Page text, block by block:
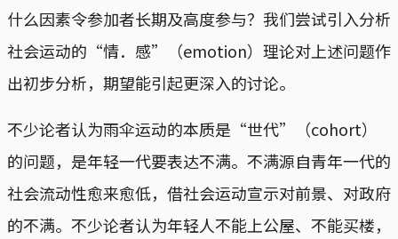
什么因素令参加者长期及高度参与？我们尝试引入分析
社会运动的“情．感”（emotion）理论对上述问题作
出初步分析，期望能引起更深入的讨论。
不少论者认为雨伞运动的本质是“世代”（cohort）
的问题，是年轻一代要表达不满。不满源自青年一代的
社会流动性愈来愈低，借社会运动宣示对前景、对政府
的不满。不少论者认为年轻人不能上公屋、不能买楼，